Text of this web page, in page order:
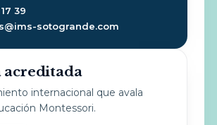
39
sotogrande.com
acreditada
internacional que avala
Montessori.